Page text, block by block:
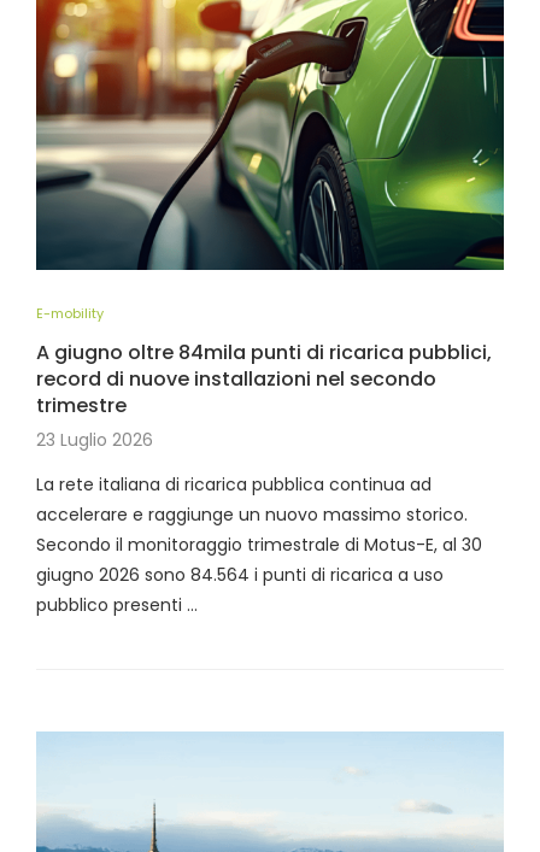
E-mobility
A giugno oltre 84mila punti di ricarica pubblici,
record di nuove installazioni nel secondo
trimestre
23 Luglio 2026
La rete italiana di ricarica pubblica continua ad
accelerare e raggiunge un nuovo massimo storico.
Secondo il monitoraggio trimestrale di Motus-E, al 30
giugno 2026 sono 84.564 i punti di ricarica a uso
pubblico presenti …